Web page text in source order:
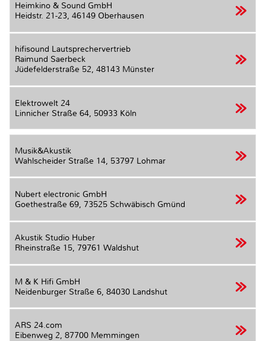
Heimkino & Sound GmbH
Heidstr. 21-23, 46149 Oberhausen
hifisound Lautsprechervertrieb
Raimund Saerbeck
Jüdefelderstraße 52, 48143 Münster
Elektrowelt 24
Linnicher Straße 64, 50933 Köln
Musik&Akustik
Wahlscheider Straße 14, 53797 Lohmar
Nubert electronic GmbH
Goethestraße 69, 73525 Schwäbisch Gmünd
Akustik Studio Huber
Rheinstraße 15, 79761 Waldshut
M & K Hifi GmbH
Neidenburger Straße 6, 84030 Landshut
ARS 24.com
Eibenweg 2, 87700 Memmingen